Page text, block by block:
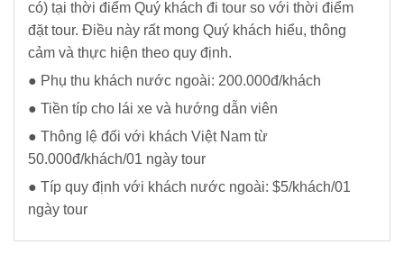
có) tại thời điểm Quý khách đi tour so với thời điểm
đặt tour. Điều này rất mong Quý khách hiểu, thông
cảm và thực hiện theo quy định.
● Phụ thu khách nước ngoài: 200.000đ/khách
● Tiền típ cho lái xe và hướng dẫn viên
● Thông lệ đối với khách Việt Nam từ
50.000đ/khách/01 ngày tour
● Típ quy định với khách nước ngoài: $5/khách/01
ngày tour